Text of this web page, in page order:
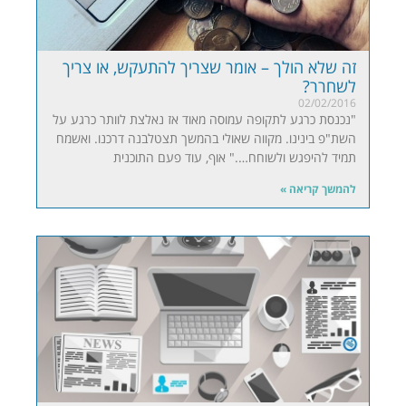
זה שלא הולך – אומר שצריך להתעקש, או צריך
לשחרר?
02/02/2016
"נכנסת כרגע לתקופה עמוסה מאוד אז נאלצת לוותר כרגע על
השת"פ בינינו. מקווה שאולי בהמשך תצטלבנה דרכנו. ואשמח
תמיד להיפגש ולשוחח…." אוף, עוד פעם התוכנית
להמשך קריאה »